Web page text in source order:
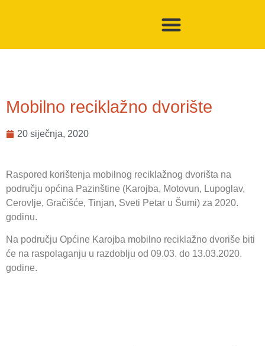
Mobilno reciklažno dvorište
20 siječnja, 2020
Raspored korištenja mobilnog reciklažnog dvorišta na
području općina Pazinštine (Karojba, Motovun, Lupoglav,
Cerovlje, Gračišće, Tinjan, Sveti Petar u Šumi) za 2020.
godinu.
Na području Općine Karojba mobilno reciklažno dvoriše biti
će na raspolaganju u razdoblju od 09.03. do 13.03.2020.
godine.